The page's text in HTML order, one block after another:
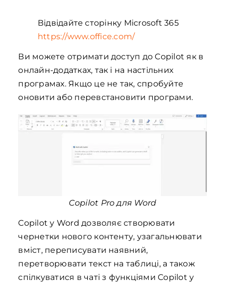
Відвідайте сторінку Microsoft 365
https://www.office.com/
Ви можете отримати доступ до Copilot як в
онлайн-додатках, так і на настільних
програмах. Якщо це не так, спробуйте
оновити або перевстановити програми.
Copilot Pro для Word
Copilot у Word дозволяє створювати
чернетки нового контенту, узагальнювати
вміст, переписувати наявний,
перетворювати текст на таблиці, а також
спілкуватися в чаті з функціями Copilot у